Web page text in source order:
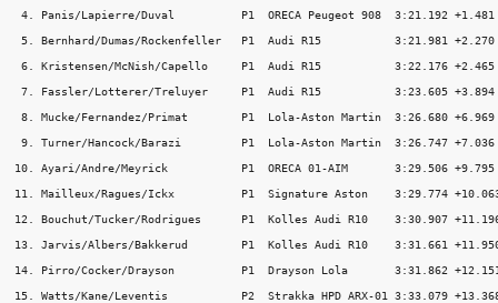
4. Panis/Lapierre/Duval          P1  ORECA Peugeot 908  3:21.192 +1.481
5. Bernhard/Dumas/Rockenfeller   P1  Audi R15           3:21.981 +2.270
6. Kristensen/McNish/Capello     P1  Audi R15           3:22.176 +2.465
7. Fassler/Lotterer/Treluyer     P1  Audi R15           3:23.605 +3.894
8. Mucke/Fernandez/Primat        P1  Lola-Aston Martin  3:26.680 +6.969
9. Turner/Hancock/Barazi         P1  Lola-Aston Martin  3:26.747 +7.036
10. Ayari/Andre/Meyrick           P1  ORECA 01-AIM       3:29.506 +9.795
11. Mailleux/Ragues/Ickx          P1  Signature Aston    3:29.774
12. Bouchut/Tucker/Rodrigues      P1  Kolles Audi R10    3:30.907
13. Jarvis/Albers/Bakkerud        P1  Kolles Audi R10    3:31.661
14. Pirro/Cocker/Drayson          P1  Drayson Lola       3:31.862
15. Watts/Kane/Leventis           P2  Strakka HPD ARX-01 3:33.079